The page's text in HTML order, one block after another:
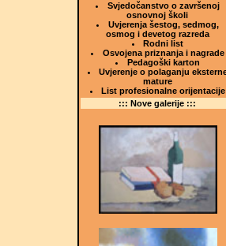
Svjedočanstvo o završenoj
osnovnoj školi
Uvjerenja šestog, sedmog,
osmog i devetog razreda
Rodni list
Osvojena priznanja i nagrade
Pedagoški karton
Uvjerenje o polaganju
mature
List profesionalne orijentacije
::: Nove galerije :::